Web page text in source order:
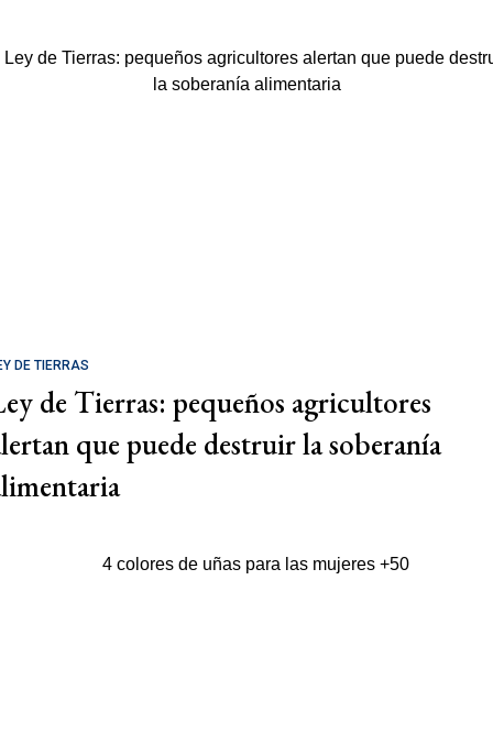
DE TIERRAS
de Tierras: pequeños agricultores
que puede destruir la soberanía